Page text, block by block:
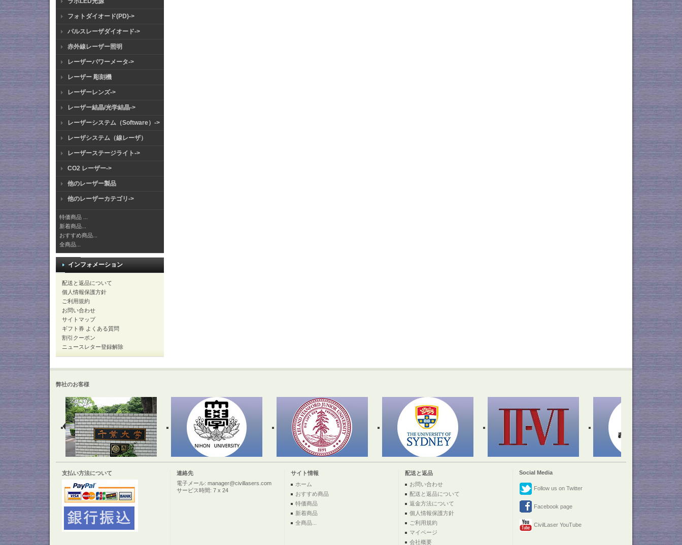
フォトダイオード(PD)->
パルスレーザダイオード->
赤外線レーザー照明
レーザーパワーメータ->
レーザー 彫刻機
レーザーレンズ->
レーザー結晶/光学結晶->
レーザーシステム（Software）->
レーザシステム（線レーザ）
レーザーステージライト->
CO2 レーザー->
他のレーザー製品
他のレーザーカテゴリ->
特価商品 ...
新着商品...
おすすめ商品...
全商品...
インフォメーション
配送と返品について
個人情報保護方針
ご利用規約
お問い合わせ
サイトマップ
ギフト券 よくある質問
割引クーポン
ニュースレター登録解除
弊社のお客様
支払い方法について 連絡先 サイト情報 配送と返品
Social Media
電子メール: manager@civillasers.com
サービス時間: 7 x 24
ホーム
おすすめ商品
特価商品
新着商品
全商品...
お問い合わせ
配送と返品について
返金方法について
個人情報保護方針
ご利用規約
マイページ
会社概要
Follow us on Twitter
Facebook page
CivilLaser YouTube